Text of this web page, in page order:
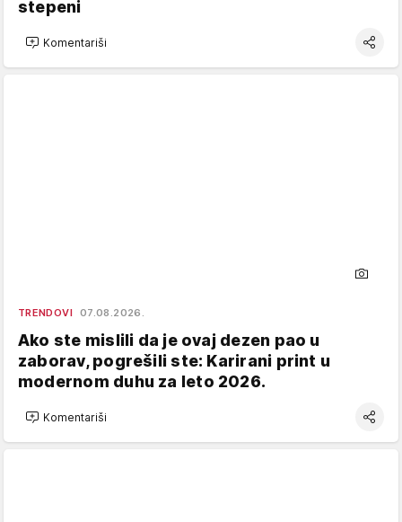
stepeni
Komentariši
TRENDOVI 07.08.2026.
Ako ste mislili da je ovaj dezen pao u
zaborav, pogrešili ste: Karirani print u
modernom duhu za leto 2026.
Komentariši